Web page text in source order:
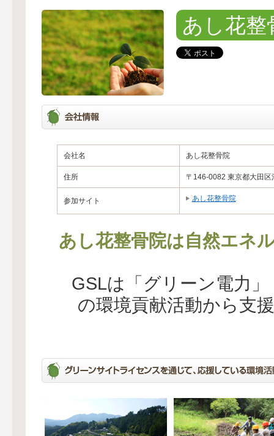
あし花整
会社名 あし花整骨院
住所 〒146-0082 東京都大田
参加サイト あし花整骨院
あし花整骨院は自然エネ
GSLは「グリーン電力
の環境貢献活動から支